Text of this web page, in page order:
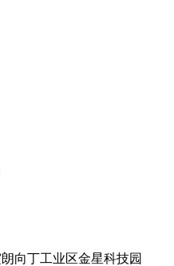
向丁工业区金星科技园